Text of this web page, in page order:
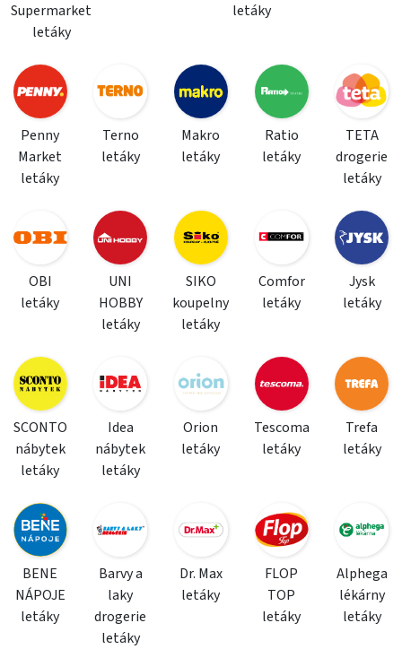
Supermarket
letáky
letáky
Penny
Market
letáky
Terno
letáky
Makro
letáky
Ratio
letáky
TETA
drogerie
letáky
OBI
letáky
UNI
HOBBY
letáky
SIKO
koupelny
letáky
Comfor
letáky
Jysk
letáky
SCONTO
nábytek
letáky
Idea
nábytek
letáky
Orion
letáky
Tescoma
letáky
Trefa
letáky
BENE
NÁPOJE
letáky
Barvy a
laky
drogerie
letáky
Dr. Max
letáky
FLOP
TOP
letáky
Alphega
lékárny
letáky